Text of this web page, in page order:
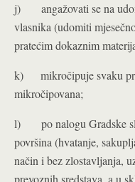
j) angažovati se na
vlasnika (udomiti
pratećim dokaznim
k) mikročipuje svaku
mikročipovana;
l) po nalogu Gradske
površina (hvatanje,
način i bez zlostavljanja,